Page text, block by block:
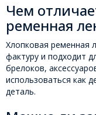
Чем
ременная
Хлопковая ременная
фактуру и подходит
брелоков,
использоваться как
деталь.